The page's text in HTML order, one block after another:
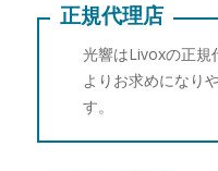
正規代理店
光響はLivoxの正規
よりお求めになり
す。